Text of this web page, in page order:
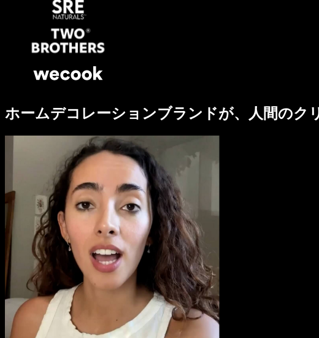
ホームデコレーションブランドが、人間のク